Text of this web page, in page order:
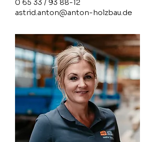
0 65 33 / 93 88-12
astrid.anton@anton-holzbau.de